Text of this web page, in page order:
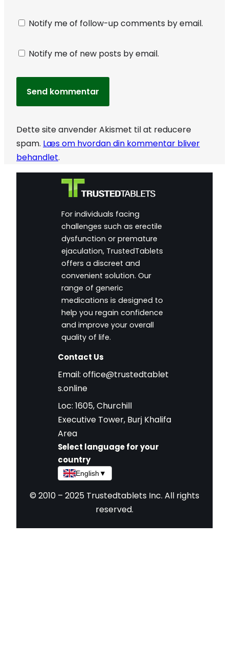
Notify me of follow-up comments by email.
Notify me of new posts by email.
Dette site anvender Akismet til at reducere
spam. Læs om hvordan din kommentar bliver
behandlet.
For individuals facing
challenges such as erectile
dysfunction or premature
ejaculation, TrustedTablets
offers a discreet and
convenient solution. Our
range of generic
medications is designed to
help you regain confidence
and improve your overall
quality of life.
Contact Us
Email: office@trustedtablet
s.online
Loc: 1605, Churchill
Executive Tower, Burj Khalifa
Area
Select language for your
country
English ▼
© 2010 – 2025 Trustedtablets Inc. All rights
reserved.